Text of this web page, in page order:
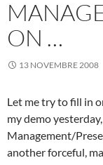
ON …
13 NOVEMBRE 2008
Let me try to fill in
my demo
Management/
another forceful,